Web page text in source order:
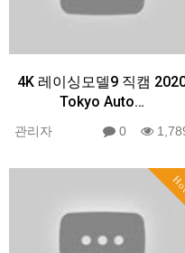
4K 레이싱모델9 직캠
Tokyo Auto…
관리자 0